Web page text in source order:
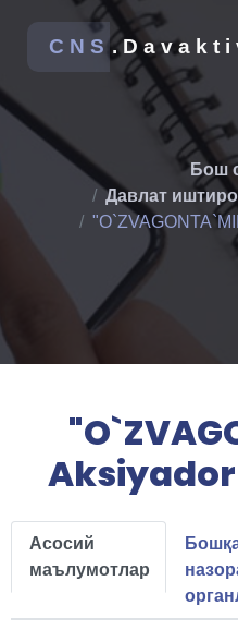
CNS
Бош
Давлат
Асосий
маълумотлар